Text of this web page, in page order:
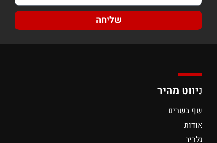
שליחה
ניווט מהיר
שף בשרים
אודות
גלריה